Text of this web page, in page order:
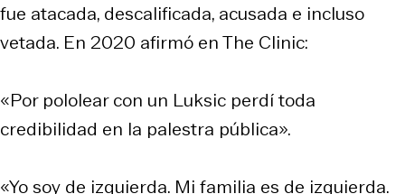
fue atacada, descalificada, acusada e incluso
vetada. En 2020 afirmó en The Clinic:
«Por pololear con un Luksic perdí toda
credibilidad en la palestra pública».
«Yo soy de izquierda. Mi familia es de izquierda.